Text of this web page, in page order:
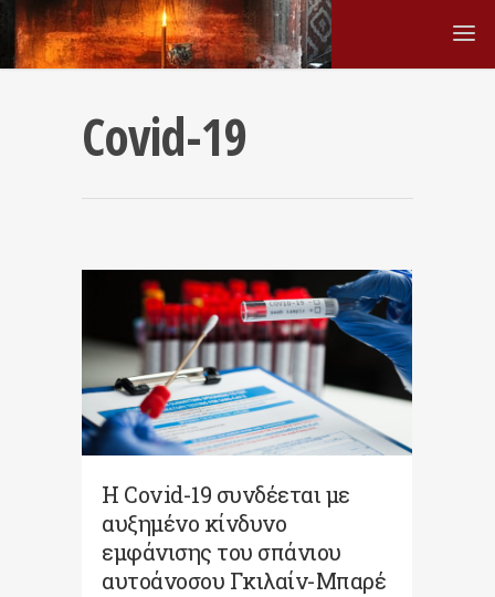
Covid-19
Η Covid-19 συνδέεται με
αυξημένο κίνδυνο
εμφάνισης του σπάνιου
αυτοάνοσου Γκιλαίν-Μπαρέ